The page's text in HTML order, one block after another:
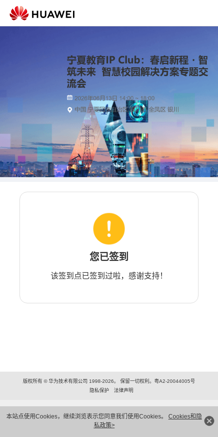
本站点使用Cookies，继续浏览表示您同意我们使用Cookies。 Cookies和隐
私政策>
您已签到
该签到点已签到过啦，感谢支持！
版权所有 © 华为技术有限公司 1998-2026。 保留一切权利。粤A2-20044005号
隐私保护
法律声明